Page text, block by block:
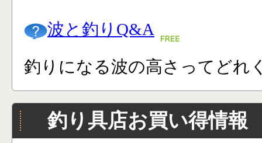
波と釣りQ&A
釣りになる波の高さってどれ
釣り具店お買い得情報